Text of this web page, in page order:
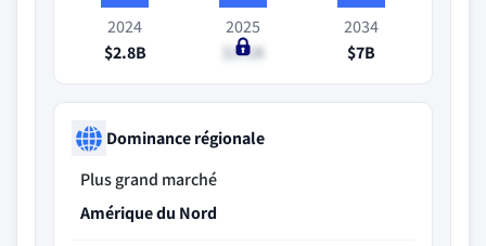
2024
$2.8B
2025
$3.1B
2034
$7B
Dominance régionale
Plus grand marché
Amérique du Nord